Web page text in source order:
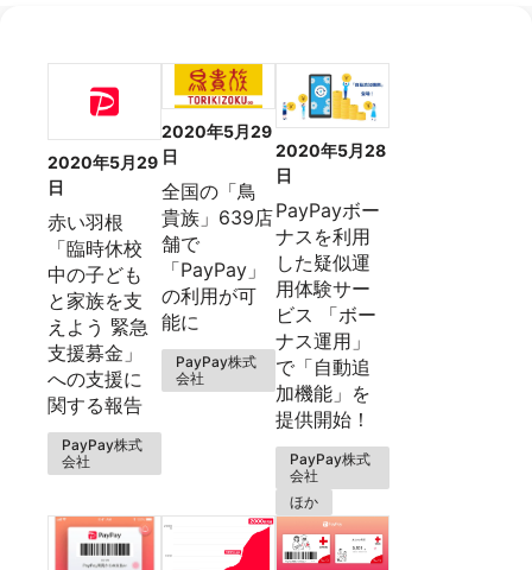
2020年5月29
日
赤い羽根
「臨時休校
中の子ども
と家族を支
えよう 緊急
支援募金」
への支援に
関する報告
PayPay株式
会社
2020年5月29
日
全国の「鳥
貴族」639店
舗で
「PayPay」
の利用が可
能に
PayPay株式
会社
2020年5月28
日
PayPayボー
ナスを利用
した疑似運
用体験サー
ビス 「ボー
ナス運用」
で「自動追
加機能」を
提供開始！
PayPay株式
会社
ほか